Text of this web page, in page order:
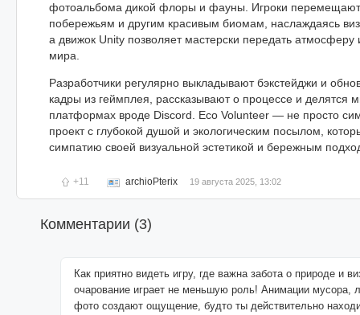
фотоальбома дикой флоры и фауны. Игроки
побережьям и другим красивым биомам, наслаждаясь
а движок Unity позволяет мастерски передать
мира.
Разработчики регулярно выкладывают бэкстейджи и
кадры из геймплея, рассказывают о процессе и делятся
платформах вроде Discord. Eco Volunteer — не просто
проект с глубокой душой и экологическим посылом,
симпатию своей визуальной эстетикой и бережным
+11 archioPterix 19 августа 2025, 13:02
Комментарии (3)
Как приятно видеть игру, где важна забота о природе и
очарование играет не меньшую роль! Анимации мусора,
фото создают ощущение, будто ты действительно